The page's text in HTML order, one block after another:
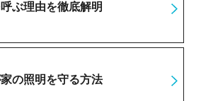
ぶ理由を徹底解明
の照明を守る方法